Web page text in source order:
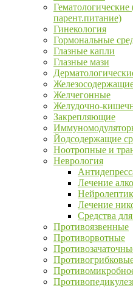
парент.питание)
Гинекология
Гормональные
Глазные капли
Глазные мази
Желчегонные
Желудочно-
Закрепляющие
Йодсодержащие
Ноотропные и
Неврология
Лечение
Нейролептик
Лечение
Средства
Противоязвенные
Противорвотные